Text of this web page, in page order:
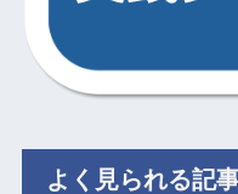
よく見られる記